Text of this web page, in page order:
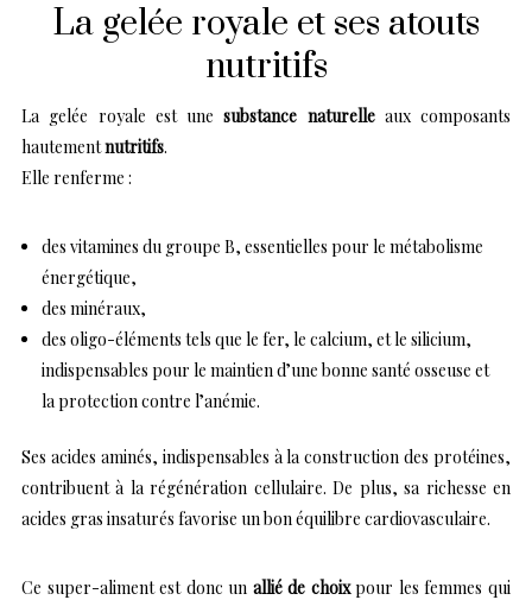
La gelée royale et ses atouts
nutritifs
La gelée royale est unesubstance naturelleaux composants
hautementnutritifs.
Elle renferme :
des vitamines du groupe B, essentielles pour le métabolisme
énergétique,
des minéraux,
des oligo-éléments tels que le fer, le calcium, et le silicium,
indispensables pour le maintien d’une bonne santé osseuse et
la protection contre l’anémie.
Ses acides aminés, indispensables à la construction des protéines,
contribuent à la régénération cellulaire. De plus, sa richesse en
acides gras insaturés favorise un bon équilibre cardiovasculaire.
Ce super-aliment est donc un allié de choixpour les femmes qui